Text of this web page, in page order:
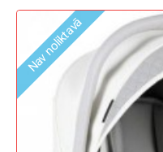
Nav noliktavā